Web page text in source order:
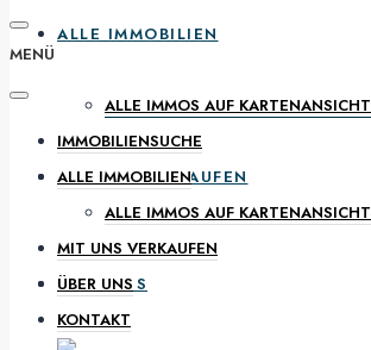
ALLE IMMOBILIEN
ALLE IMMOS AUF KARTENANSICHT
MIT UNS VERKAUFEN
ÜBER UNS
MENÜ
IMMOBILIENSUCHE
ALLE IMMOBILIEN
ALLE IMMOS AUF KARTENANSICHT
MIT UNS VERKAUFEN
ÜBER UNS
KONTAKT